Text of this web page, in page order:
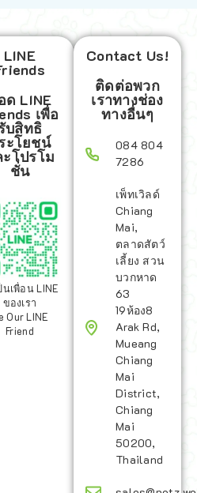
LINE
ด LINE
เพื่อ
บสิทธิ
ะโยชน์
โปรโม
ชั่น
นเพื่อน LINE
ของเรา
Our LINE
Friend
Contact Us!
ติดต่อพวก
เราทางช่อง
ทางอื่นๆ
084 804
7286
เพ็ทเวิลด์
Chiang
Mai,
ตลาดสัตว์
เลี้ยง สวน
บวกหาด
63
19ห้อง8
Arak Rd,
Mueang
Chiang
Mai
District,
Chiang
Mai
50200,
Thailand